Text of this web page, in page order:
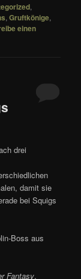
,
,Gruftkönige,
einen
drei
damit sie
bei Squigs
Boss aus
Fantasy,